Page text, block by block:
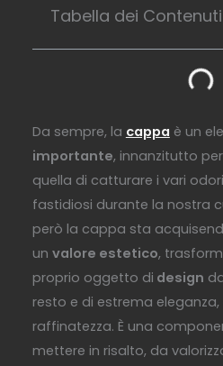
Tabella dei Contenuti
Da sempre, la cappa è un
importante, innanzitutto
quella di catturare i vari
fastidiosi durante la nostra
però la cappa sta
un valore estetico,
proprio oggetto di design
resto e di estrema
raffinatezza. È una
mettere in risalto, da